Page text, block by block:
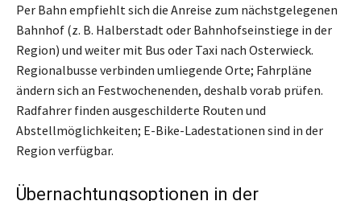
Per Bahn empfiehlt sich die Anreise zum nächstgelegenen
Bahnhof (z. B. Halberstadt oder Bahnhofseinstiege in der
Region) und weiter mit Bus oder Taxi nach Osterwieck.
Regionalbusse verbinden umliegende Orte; Fahrpläne
ändern sich an Festwochenenden, deshalb vorab prüfen.
Radfahrer finden ausgeschilderte Routen und
Abstellmöglichkeiten; E-Bike-Ladestationen sind in der
Region verfügbar.
Übernachtungsoptionen in der